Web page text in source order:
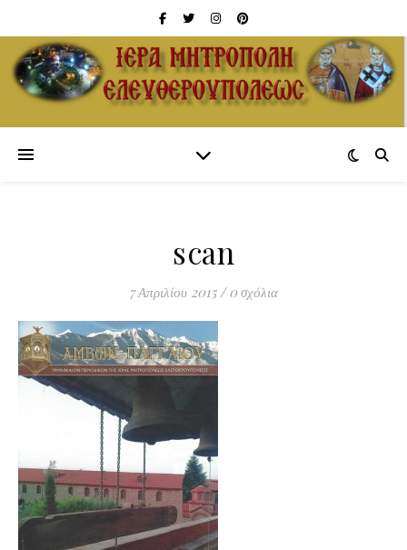
scan
7 Απριλίου 2015 / 0 σχόλια